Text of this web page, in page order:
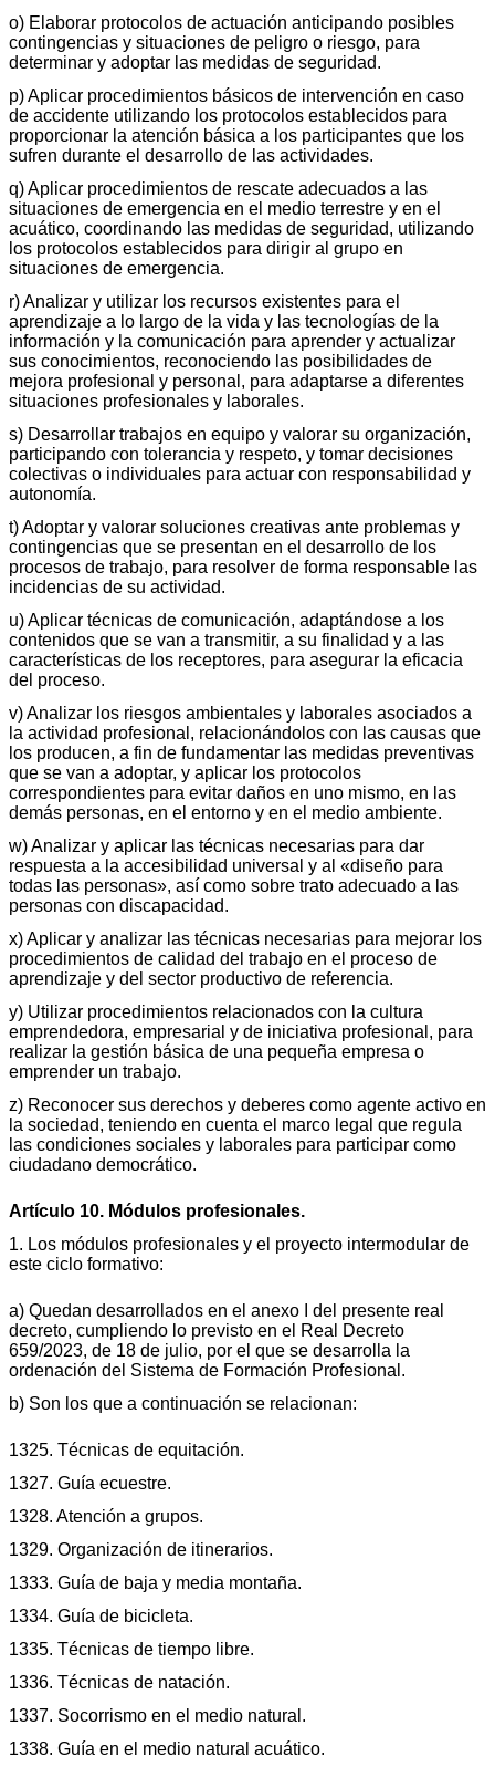
o) Elaborar protocolos de actuación anticipando posibles
contingencias y situaciones de peligro o riesgo, para
determinar y adoptar las medidas de seguridad.
p) Aplicar procedimientos básicos de intervención en caso
de accidente utilizando los protocolos establecidos para
proporcionar la atención básica a los participantes que los
sufren durante el desarrollo de las actividades.
q) Aplicar procedimientos de rescate adecuados a las
situaciones de emergencia en el medio terrestre y en el
acuático, coordinando las medidas de seguridad, utilizando
los protocolos establecidos para dirigir al grupo en
situaciones de emergencia.
r) Analizar y utilizar los recursos existentes para el
aprendizaje a lo largo de la vida y las tecnologías de la
información y la comunicación para aprender y actualizar
sus conocimientos, reconociendo las posibilidades de
mejora profesional y personal, para adaptarse a diferentes
situaciones profesionales y laborales.
s) Desarrollar trabajos en equipo y valorar su organización,
participando con tolerancia y respeto, y tomar decisiones
colectivas o individuales para actuar con responsabilidad y
autonomía.
t) Adoptar y valorar soluciones creativas ante problemas y
contingencias que se presentan en el desarrollo de los
procesos de trabajo, para resolver de forma responsable las
incidencias de su actividad.
u) Aplicar técnicas de comunicación, adaptándose a los
contenidos que se van a transmitir, a su finalidad y a las
características de los receptores, para asegurar la eficacia
del proceso.
v) Analizar los riesgos ambientales y laborales asociados a
la actividad profesional, relacionándolos con las causas que
los producen, a fin de fundamentar las medidas preventivas
que se van a adoptar, y aplicar los protocolos
correspondientes para evitar daños en uno mismo, en las
demás personas, en el entorno y en el medio ambiente.
w) Analizar y aplicar las técnicas necesarias para dar
respuesta a la accesibilidad universal y al «diseño para
todas las personas», así como sobre trato adecuado a las
personas con discapacidad.
x) Aplicar y analizar las técnicas necesarias para mejorar los
procedimientos de calidad del trabajo en el proceso de
aprendizaje y del sector productivo de referencia.
y) Utilizar procedimientos relacionados con la cultura
emprendedora, empresarial y de iniciativa profesional, para
realizar la gestión básica de una pequeña empresa o
emprender un trabajo.
z) Reconocer sus derechos y deberes como agente activo en
la sociedad, teniendo en cuenta el marco legal que regula
las condiciones sociales y laborales para participar como
ciudadano democrático.
Artículo 10. Módulos profesionales.
1. Los módulos profesionales y el proyecto intermodular de
este ciclo formativo:
a) Quedan desarrollados en el anexo I del presente real
decreto, cumpliendo lo previsto en el Real Decreto
659/2023, de 18 de julio, por el que se desarrolla la
ordenación del Sistema de Formación Profesional.
b) Son los que a continuación se relacionan:
1325. Técnicas de equitación.
1327. Guía ecuestre.
1328. Atención a grupos.
1329. Organización de itinerarios.
1333. Guía de baja y media montaña.
1334. Guía de bicicleta.
1335. Técnicas de tiempo libre.
1336. Técnicas de natación.
1337. Socorrismo en el medio natural.
1338. Guía en el medio natural acuático.